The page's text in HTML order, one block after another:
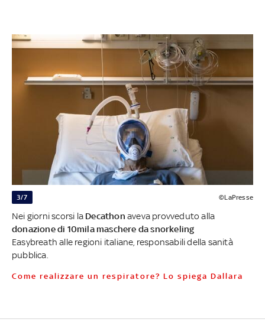
3/7 ©LaPresse
Nei giorni scorsi la Decathonaveva provveduto alla
donazione di 10mila maschere da snorkeling
Easybreath alle regioni italiane, responsabili della sanità
pubblica.
Come realizzare un respiratore? Lo spiega Dallara